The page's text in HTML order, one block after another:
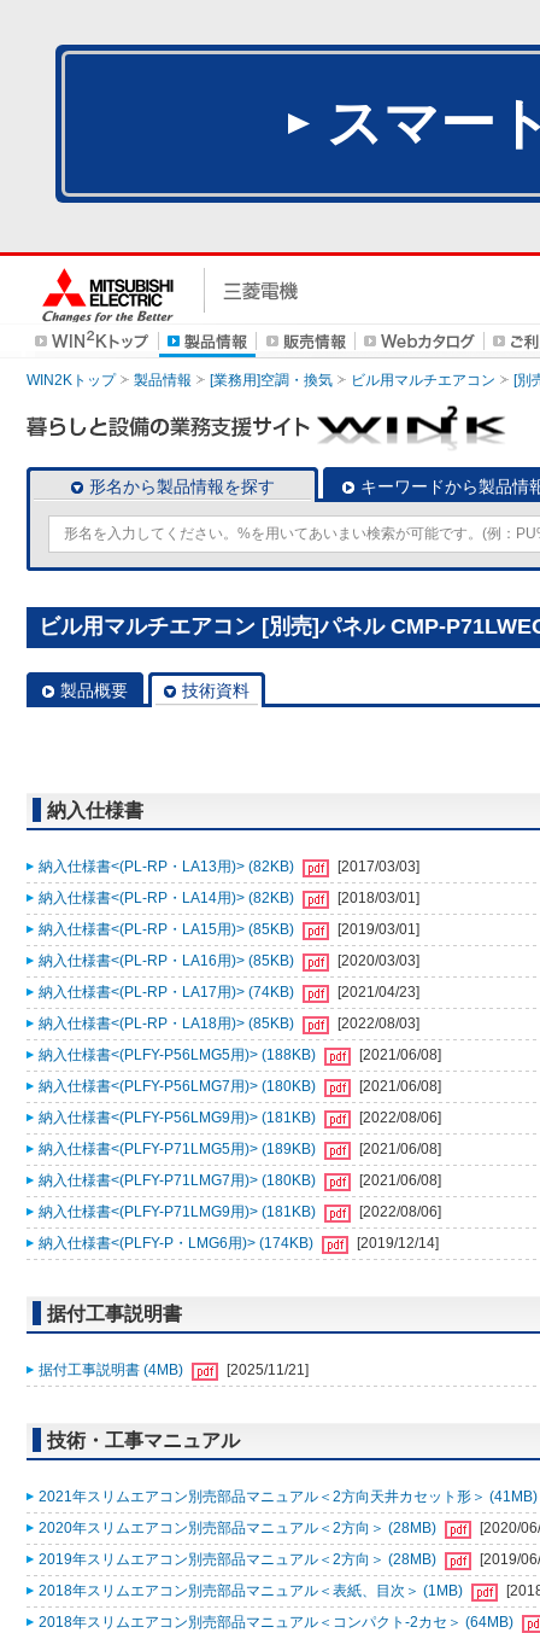
スマー
WIN2Kトップ 製品情報 [業務用]空調・換気 ビル用マルチエアコン [別
形名から製品情報を探す キーワードから製品情
ビル用マルチエアコン [別売]パネル CMP-
製品概要 技術資料
納入仕様書
納入仕様書<(PL-RP・LA13用)> (82KB)
[2017/03/03]
納入仕様書<(PL-RP・LA14用)> (82KB)
[2018/03/01]
納入仕様書<(PL-RP・LA15用)> (85KB)
[2019/03/01]
納入仕様書<(PL-RP・LA16用)> (85KB)
[2020/03/03]
納入仕様書<(PL-RP・LA17用)> (74KB)
[2021/04/23]
納入仕様書<(PL-RP・LA18用)> (85KB)
[2022/08/03]
納入仕様書<(PLFY-P56LMG5用)> (188KB)
[2021/06/08]
納入仕様書<(PLFY-P56LMG7用)> (180KB)
[2021/06/08]
納入仕様書<(PLFY-P56LMG9用)> (181KB)
[2022/08/06]
納入仕様書<(PLFY-P71LMG5用)> (189KB)
[2021/06/08]
納入仕様書<(PLFY-P71LMG7用)> (180KB)
[2021/06/08]
納入仕様書<(PLFY-P71LMG9用)> (181KB)
[2022/08/06]
納入仕様書<(PLFY-P・LMG6用)> (174KB)
[2019/12/14]
据付工事説明書
据付工事説明書 (4MB) [2025/11/21]
技術・工事マニュアル
2021年スリムエアコン別売部品マニュアル＜2方向天井カセット形＞ (41MB)
2020年スリムエアコン別売部品マニュアル＜2方向＞ (28MB)
[2020/
2019年スリムエアコン別売部品マニュアル＜2方向＞ (28MB)
[2019/
2018年スリムエアコン別売部品マニュアル＜表紙、目次＞ (1MB)
2018年スリムエアコン別売部品マニュアル＜コンパクト-2カセ＞ (64MB)